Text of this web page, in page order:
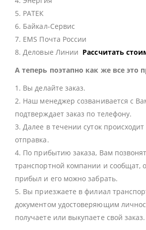
5. РАТЕК
6. Байкал-Сервис
7. EMS Почта России
8. Деловые Линии Рассчитать
А теперь поэтапно как же все это
1. Вы делайте заказ.
2. Наш менеджер созванивается с
подтверждает заказ по телефону.
3. Далее в течении суток происходит
отправка.
4. По прибытию заказа, Вам
транспортной компании и сообщат,
прибыл и его можно забрать.
5. Вы приезжаете в филиал
документом удостоверяющим
получаете или выкупаете свой заказ.